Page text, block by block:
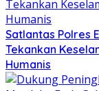
Satlantas Polres
Tekankan
Humanis